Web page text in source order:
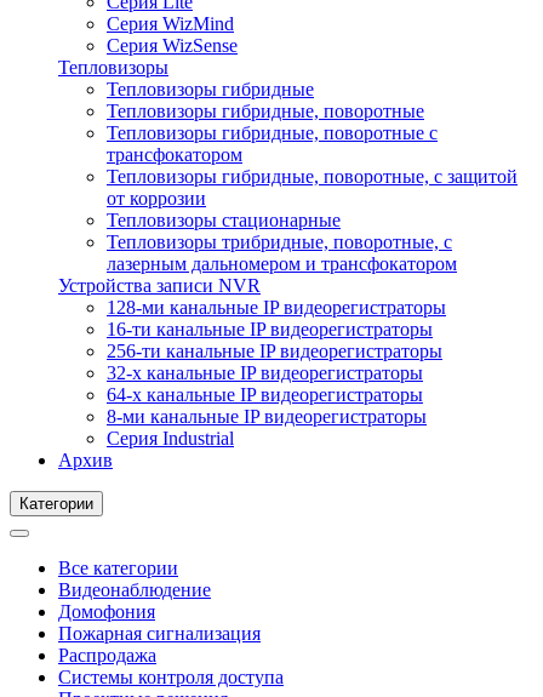
Серия WizMind
Серия WizSense
Тепловизоры
Тепловизоры гибридные
Тепловизоры гибридные, поворотные
Тепловизоры гибридные, поворотные с
трансфокатором
Тепловизоры гибридные, поворотные, с защитой
от коррозии
Тепловизоры стационарные
Тепловизоры трибридные, поворотные, с
лазерным дальномером и трансфокатором
Устройства записи NVR
128-ми канальные IP видеорегистраторы
16-ти канальные IP видеорегистраторы
256-ти канальные IP видеорегистраторы
32-х канальные IP видеорегистраторы
64-х канальные IP видеорегистраторы
8-ми канальные IP видеорегистраторы
Серия Industrial
Архив
Категории
Все категории
Видеонаблюдение
Домофония
Пожарная сигнализация
Распродажа
Системы контроля доступа